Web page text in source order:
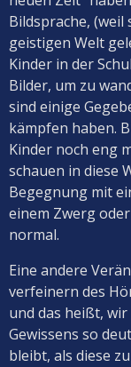
Bildsprache, (weil
geistigen Welt
Kinder in der
Bilder, um zu
sind einige
kämpfen haben.
Kinder noch eng
schauen in diese
Begegnung mit
einem Zwerg
normal.
Eine andere
verfeinern des
und das heißt,
Gewissens so
bleibt, als diese